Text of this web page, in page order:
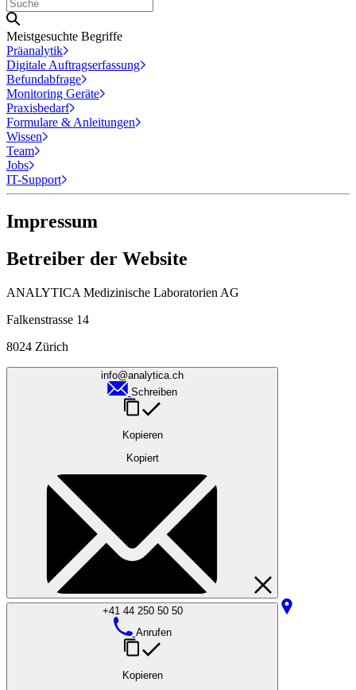
Meistgesuchte Begriffe
Präanalytik
Digitale Auftragserfassung
Befundabfrage
Monitoring Geräte
Praxisbedarf
Formulare & Anleitungen
Wissen
Team
Jobs
IT-Support
Impressum
Betreiber der Website
ANALYTICA Medizinische Laboratorien AG
Falkenstrasse 14
8024 Zürich
info@analytica.ch
Schreiben
Kopieren
Kopiert
+41 44 250 50 50
Anrufen
Kopieren